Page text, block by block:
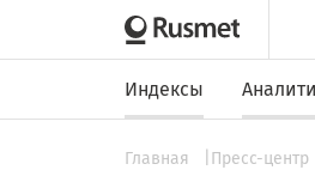
Индексы
Главная Пресс-центр